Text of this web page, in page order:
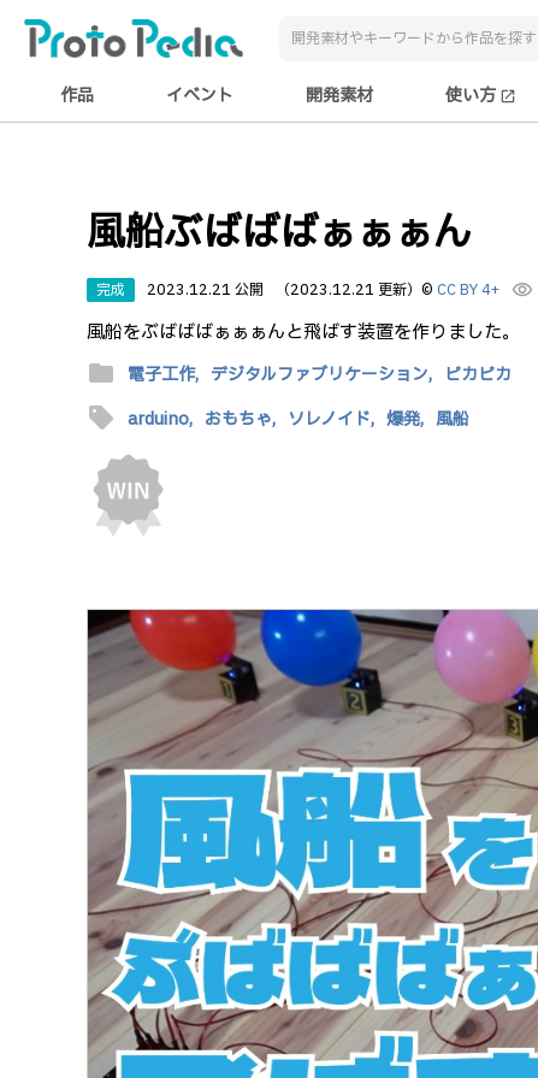
作品 イベント 開発素材 使い方 open_in_new
風船ぶばばばぁぁぁん
完成 2023.12.21 公開 （2023.12.21 更新） © CC BY 4+ visibility
風船をぶばばばぁぁぁんと飛ばす装置を作りました。
folder 電子工作, デジタルファブリケーション, ピカピカ
sell arduino, おもちゃ, ソレノイド, 爆発, 風船